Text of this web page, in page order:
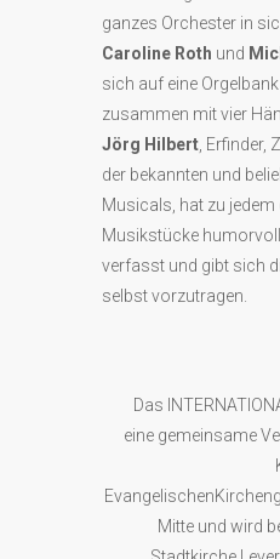
ganzes Orchester in
Caroline Roth und
sich auf eine
zusammen mit vier
Jörg Hilbert ,
der bekannten und
Musicals, hat zu jedem
Musikstücke
verfasst und gibt sich
selbst vorzutragen.
Das
eine gemeinsame
Mitte und wird